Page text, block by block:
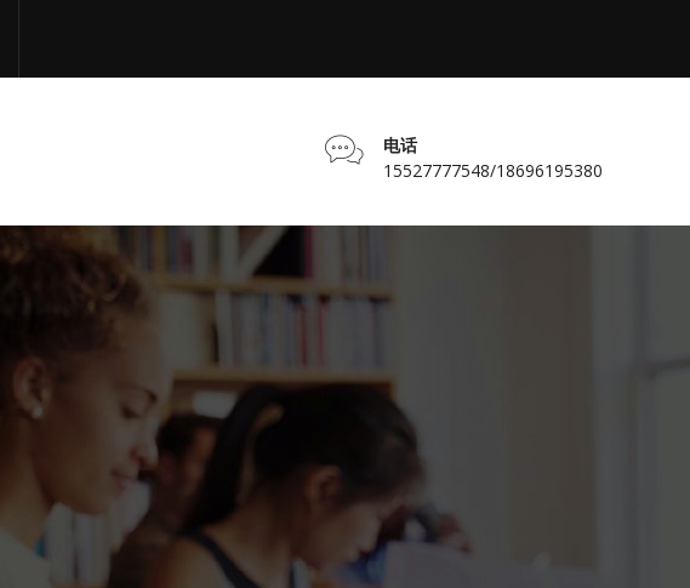
电话
15527777548/18696195380